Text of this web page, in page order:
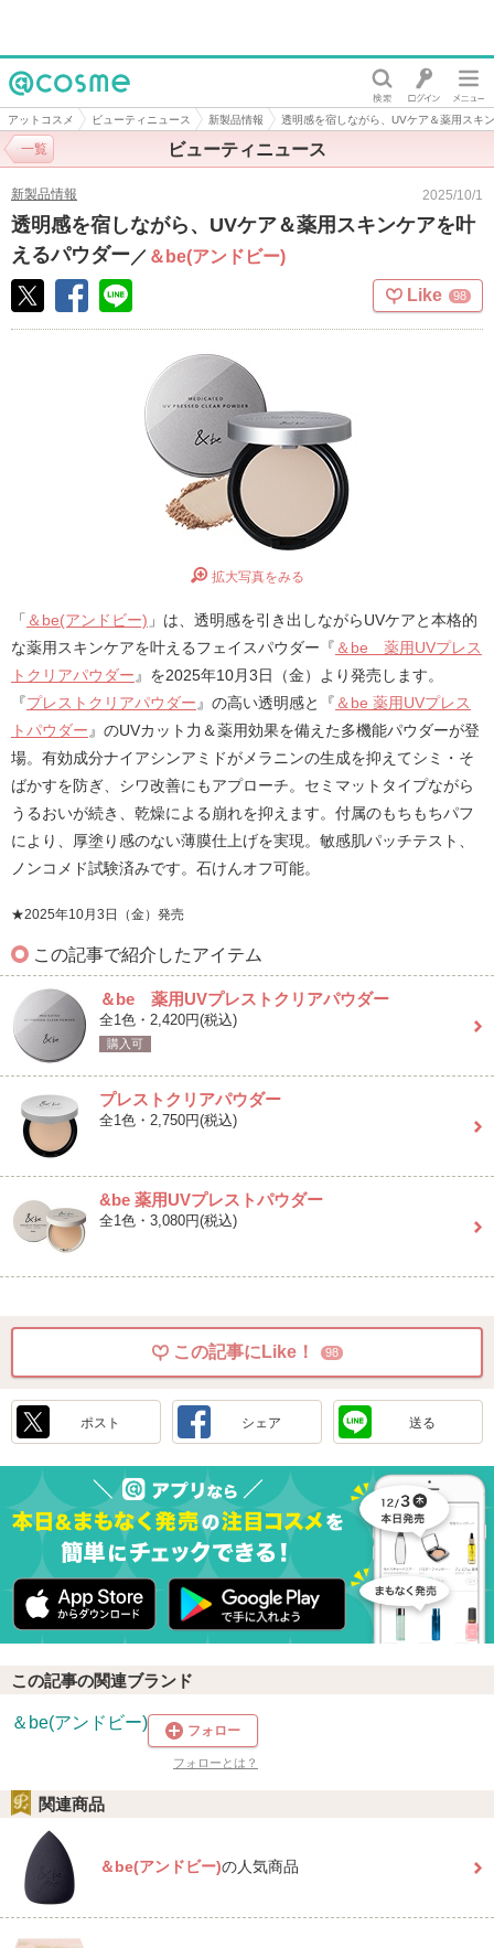
@cosme
アットコスメ ビューティニュース 新製品情報 透明感を宿しながら、UVケア＆薬用スキ
ビューティニュース
一覧
新製品情報 2025/10/1
透明感を宿しながら、UVケア＆薬用スキンケアを叶
えるパウダー／ ＆be(アンドビー)
Like 98
拡大写真をみる
「 ＆be(アンドビー) 」は、透明感を引き出しながらUVケアと本格的
な薬用スキンケアを叶えるフェイスパウダー『 ＆be 薬用UVプレス
トクリアパウダー 』を2025年10月3日（金）より発売します。
『プレストクリアパウダー 』の高い透明感と『 ＆be 薬用UVプレス
トパウダー 』のUVカット力＆薬用効果を備えた多機能パウダーが登
場。有効成分ナイアシンアミドがメラニンの生成を抑えてシミ・そ
ばかすを防ぎ、シワ改善にもアプローチ。セミマットタイプながら
うるおいが続き、乾燥による崩れを抑えます。付属のもちもちパフ
により、厚塗り感のない薄膜仕上げを実現。敏感肌パッチテスト、
ノンコメド試験済みです。石けんオフ可能。
★2025年10月3日（金）発売
この記事で紹介したアイテム
＆be 薬用UVプレストクリアパウダー
全1色・2,420円(税込)
購入可
プレストクリアパウダー
全1色・2,750円(税込)
&be 薬用UVプレストパウダー
全1色・3,080円(税込)
この記事にLike！ 98
ポスト シェア 送る
この記事の関連ブランド
＆be(アンドビー) フォロー
フォローとは？
関連商品
＆be(アンドビー)の人気商品